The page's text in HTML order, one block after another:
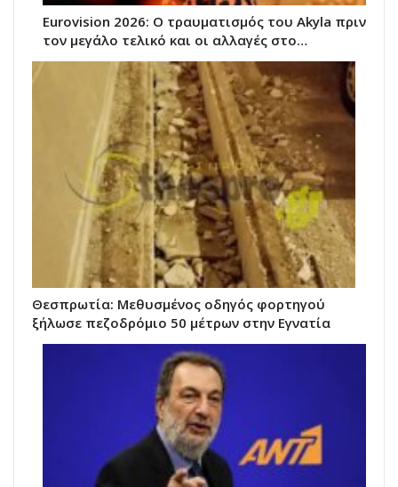
Eurovision 2026: Ο τραυματισμός του Akyla πριν
τον μεγάλο τελικό και οι αλλαγές στο…
Θεσπρωτία: Μεθυσμένος οδηγός φορτηγού
ξήλωσε πεζοδρόμιο 50 μέτρων στην Εγνατία